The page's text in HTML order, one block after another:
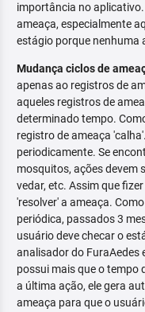
importância no
ameaça, especialmente
estágio porque nenhuma
Mudança ciclos de
apenas ao registros de
aqueles registros de
determinado tempo.
registro de ameaça
periodicamente. Se
mosquitos, ações devem
vedar, etc. Assim que
'resolver' a ameaça.
periódica, passados 3
usuário deve checar o
analisador do FuraAedes
possui mais que o tempo
a última ação, ele gera
ameaça para que o